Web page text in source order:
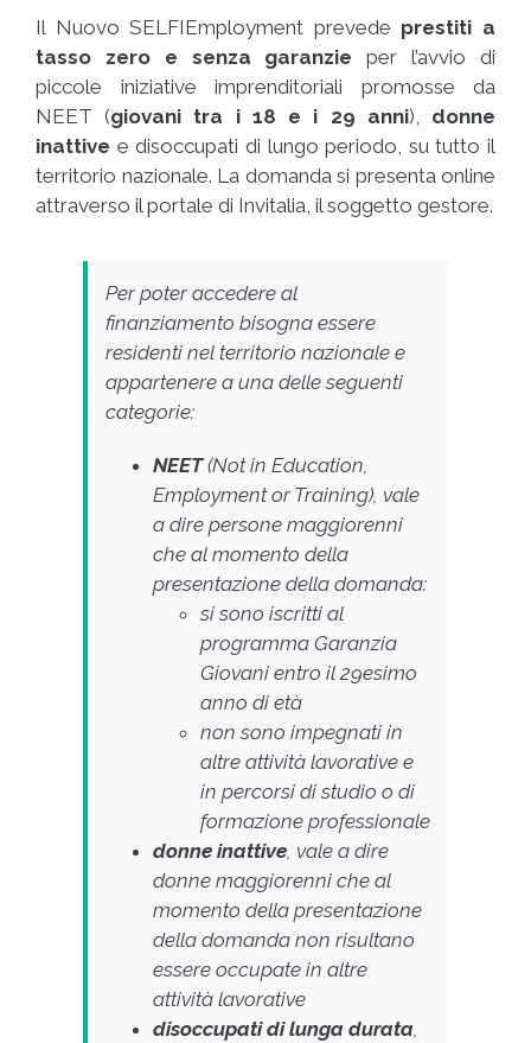
Il Nuovo SELFIEmployment prevede prestiti a
tasso zero e senza garanzieper l’avvio di
piccole iniziative imprenditoriali promosse da
NEET (giovani tra i 18 e i 29 anni), donne
inattive e disoccupati di lungo periodo, su tutto il
territorio nazionale. La domanda si presenta online
attraverso il portale di Invitalia, il soggetto gestore.
Per poter accedere al
finanziamento bisogna essere
residenti nel territorio nazionale e
appartenere a una delle seguenti
categorie:
NEET(Not in Education,
Employment or Training), vale
a dire persone maggiorenni
che al momento della
presentazione della domanda:
si sono iscritti al
programma Garanzia
Giovani entro il 29esimo
anno di età
non sono impegnati in
altre attività lavorative e
in percorsi di studio o di
formazione professionale
donne inattive, vale a dire
donne maggiorenni che al
momento della presentazione
della domanda non risultano
essere occupate in altre
attività lavorative
disoccupati di lunga durata,